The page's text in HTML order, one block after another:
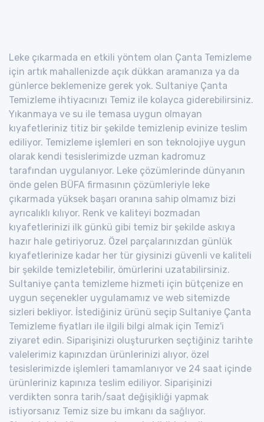
Leke çıkarmada en etkili yöntem olan Çanta Temizleme
için artık mahallenizde açık dükkan aramanıza ya da
günlerce beklemenize gerek yok. Sultaniye Çanta
Temizleme ihtiyacınızı Temiz ile kolayca giderebilirsiniz.
Yıkanmaya ve su ile temasa uygun olmayan
kıyafetleriniz titiz bir şekilde temizlenip evinize teslim
ediliyor. Temizleme işlemleri en son teknolojiye uygun
olarak kendi tesislerimizde uzman kadromuz
tarafından uygulanıyor. Leke çözümlerinde dünyanın
önde gelen BÜFA firmasının çözümleriyle leke
çıkarmada yüksek başarı oranına sahip olmamız bizi
ayrıcalıklı kılıyor. Renk ve kaliteyi bozmadan
kıyafetlerinizi ilk günkü gibi temiz bir şekilde askıya
hazır hale getiriyoruz. Özel parçalarınızdan günlük
kıyafetlerinize kadar her tür giysinizi güvenli ve kaliteli
bir şekilde temizletebilir, ömürlerini uzatabilirsiniz.
Sultaniye çanta temizleme hizmeti için bütçenize en
uygun seçenekler uygulamamız ve web sitemizde
sizleri bekliyor. İstediğiniz ürünü seçip Sultaniye Çanta
Temizleme fiyatları ile ilgili bilgi almak için Temiz'i
ziyaret edin. Siparişinizi oluştururken seçtiğiniz tarihte
valelerimiz kapınızdan ürünlerinizi alıyor, özel
tesislerimizde işlemleri tamamlanıyor ve 24 saat içinde
ürünleriniz kapınıza teslim ediliyor. Siparişinizi
verdikten sonra tarih/saat değişikliği yapmak
istiyorsanız Temiz size bu imkanı da sağlıyor.